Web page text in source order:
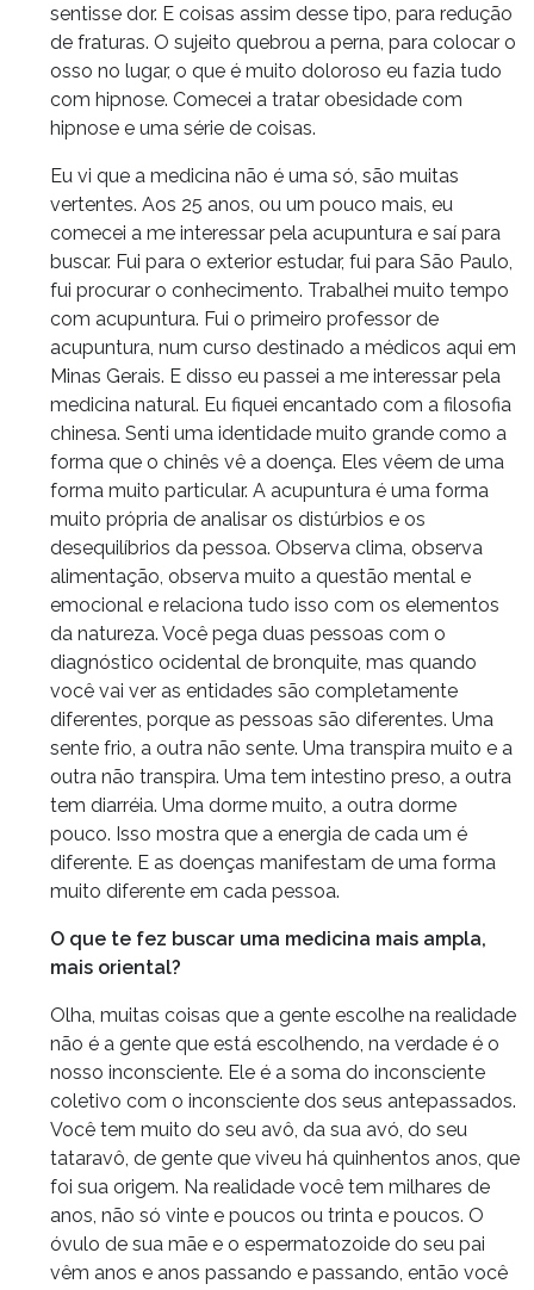
sentisse dor. E coisas assim desse tipo, para redução
de fraturas. O sujeito quebrou a perna, para colocar o
osso no lugar, o que é muito doloroso eu fazia tudo
com hipnose. Comecei a tratar obesidade com
hipnose e uma série de coisas.
Eu vi que a medicina não é uma só, são muitas
vertentes. Aos 25 anos, ou um pouco mais, eu
comecei a me interessar pela acupuntura e saí para
buscar. Fui para o exterior estudar, fui para São Paulo,
fui procurar o conhecimento. Trabalhei muito tempo
com acupuntura. Fui o primeiro professor de
acupuntura, num curso destinado a médicos aqui em
Minas Gerais. E disso eu passei a me interessar pela
medicina natural. Eu fiquei encantado com a filosofia
chinesa. Senti uma identidade muito grande como a
forma que o chinês vê a doença. Eles vêem de uma
forma muito particular. A acupuntura é uma forma
muito própria de analisar os distúrbios e os
desequilíbrios da pessoa. Observa clima, observa
alimentação, observa muito a questão mental e
emocional e relaciona tudo isso com os elementos
da natureza. Você pega duas pessoas com o
diagnóstico ocidental de bronquite, mas quando
você vai ver as entidades são completamente
diferentes, porque as pessoas são diferentes. Uma
sente frio, a outra não sente. Uma transpira muito e a
outra não transpira. Uma tem intestino preso, a outra
tem diarréia. Uma dorme muito, a outra dorme
pouco. Isso mostra que a energia de cada um é
diferente. E as doenças manifestam de uma forma
muito diferente em cada pessoa.
O que te fez buscar uma medicina mais ampla,
mais oriental?
Olha, muitas coisas que a gente escolhe na realidade
não é a gente que está escolhendo, na verdade é o
nosso inconsciente. Ele é a soma do inconsciente
coletivo com o inconsciente dos seus antepassados.
Você tem muito do seu avô, da sua avó, do seu
tataravô, de gente que viveu há quinhentos anos, que
foi sua origem. Na realidade você tem milhares de
anos, não só vinte e poucos ou trinta e poucos. O
óvulo de sua mãe e o espermatozoide do seu pai
vêm anos e anos passando e passando, então você